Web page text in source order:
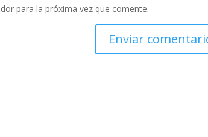
para la próxima vez que comente.